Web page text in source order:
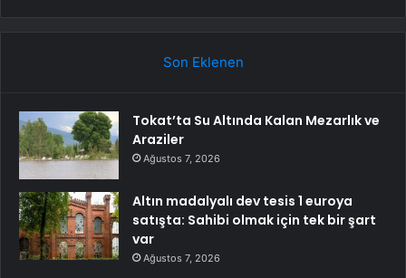
Son Eklenen
Tokat’ta Su Altında Kalan Mezarlık ve
Araziler
Ağustos 7, 2026
Altın madalyalı dev tesis 1 euroya
satışta: Sahibi olmak için tek bir şart
var
Ağustos 7, 2026